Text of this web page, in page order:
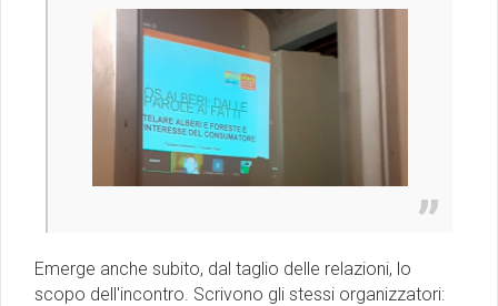
Emerge anche subito, dal taglio delle relazioni, lo
scopo dell'incontro. Scrivono gli stessi organizzatori: